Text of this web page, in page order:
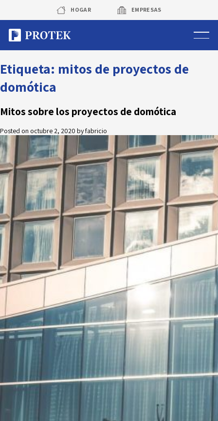
content
HOGAR EMPRESAS
Sistema de alarmas
Rastreo vehicular GPS
Protek Personas
Corredora de seguros
Sobre Protek
Trabaja con nosotros
Novedades
Contacto
Área de clientes
Etiqueta: mitos de proyectos de
domótica
Mitos sobre los proyectos de domótica
Posted on octubre 2, 2020 byfabricio